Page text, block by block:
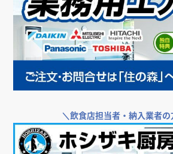
＼飲食店担当者・納入業者